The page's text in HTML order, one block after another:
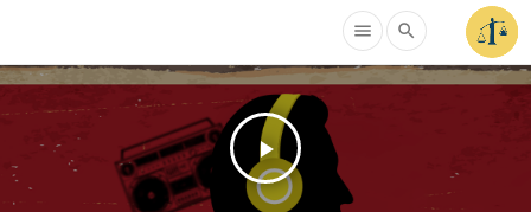
search
menu
play_arrow